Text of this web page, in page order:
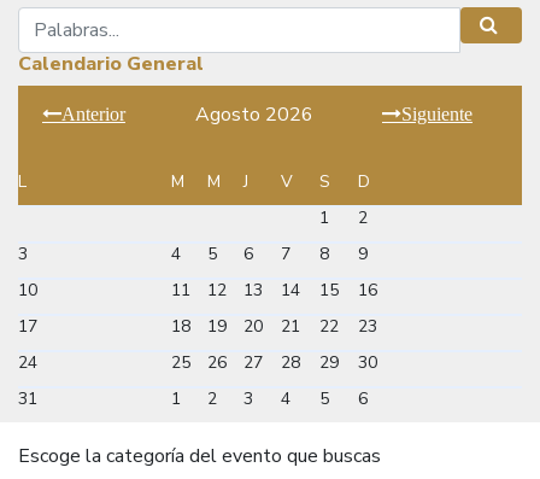
Buscar
Calendario General
Anterior Agosto 2026 Siguiente
L M M J V S
D
1
2
3
4 5 6 7 8
9
10
11 12 13 14 15
16
17
18 19 20 21 22
23
24
25 26 27 28 29
30
31
1 2 3 4 5 6
Escoge la categoría del evento que buscas